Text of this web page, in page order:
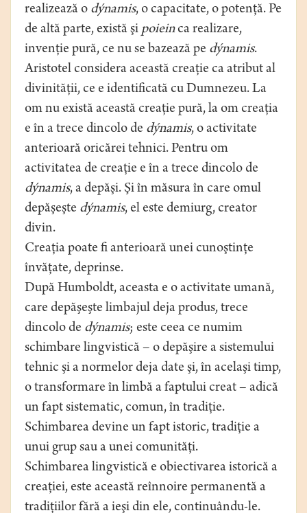
realizează o dýnamis, o capacitate, o potenţă. Pe
de altă parte, există şi poieinca realizare,
invenţie pură, ce nu se bazează pe dýnamis.
Aristotel considera această creaţie ca atribut al
divinităţii, ce e identificată cu Dumnezeu. La
om nu există această creaţie pură, la om creaţia
e în a trece dincolo de dýnamis, o activitate
anterioară oricărei tehnici. Pentru om
activitatea de creaţie e în a trece dincolo de
dýnamis, a depăşi. Şi în măsura în care omul
depăşeşte dýnamis, el este demiurg, creator
divin.
Creaţia poate fi anterioară unei cunoştinţe
învăţate, deprinse.
După Humboldt, aceasta e o activitate umană,
care depăşeşte limbajul deja produs, trece
dincolo de dýnamis; este ceea ce numim
schimbare lingvistică – o depăşire a sistemului
tehnic şi a normelor deja date şi, în acelaşi timp,
o transformare în limbă a faptului creat – adică
un fapt sistematic, comun, în tradiţie.
Schimbarea devine un fapt istoric, tradiţie a
unui grup sau a unei comunităţi.
Schimbarea lingvistică e obiectivarea istorică a
creaţiei, este această reînnoire permanentă a
tradiţiilor fără a ieşi din ele, continuându-le.